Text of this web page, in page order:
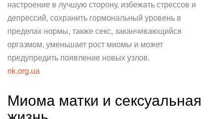
настроение в лучшую сторону, избежать стрессов и
депрессий, сохранить гормональный уровень в
пределах нормы, также секс, заканчивающийся
оргазмом, уменьшает рост миомы и может
предупредить появление новых узлов.
nk.org.ua
Миома матки и сексуальная